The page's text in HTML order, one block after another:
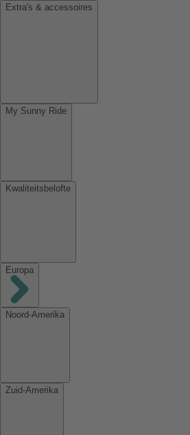
Extra's & accessoires
My Sunny Ride
Kwaliteitsbelofte
Europa
Noord-Amerika
Zuid-Amerika